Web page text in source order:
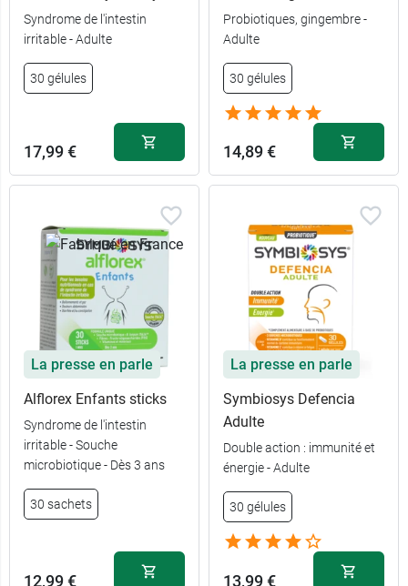
Syndrome de l'intestin
irritable - Adulte
30 gélules
17,99 €
Probiotiques, gingembre -
Adulte
30 gélules
14,89 €
La presse en parle
Alflorex Enfants sticks
Syndrome de l'intestin
irritable - Souche
microbiotique - Dès 3 ans
30 sachets
12,99 €
La presse en parle
Symbiosys Defencia
Adulte
Double action : immunité et
énergie - Adulte
30 gélules
13,99 €